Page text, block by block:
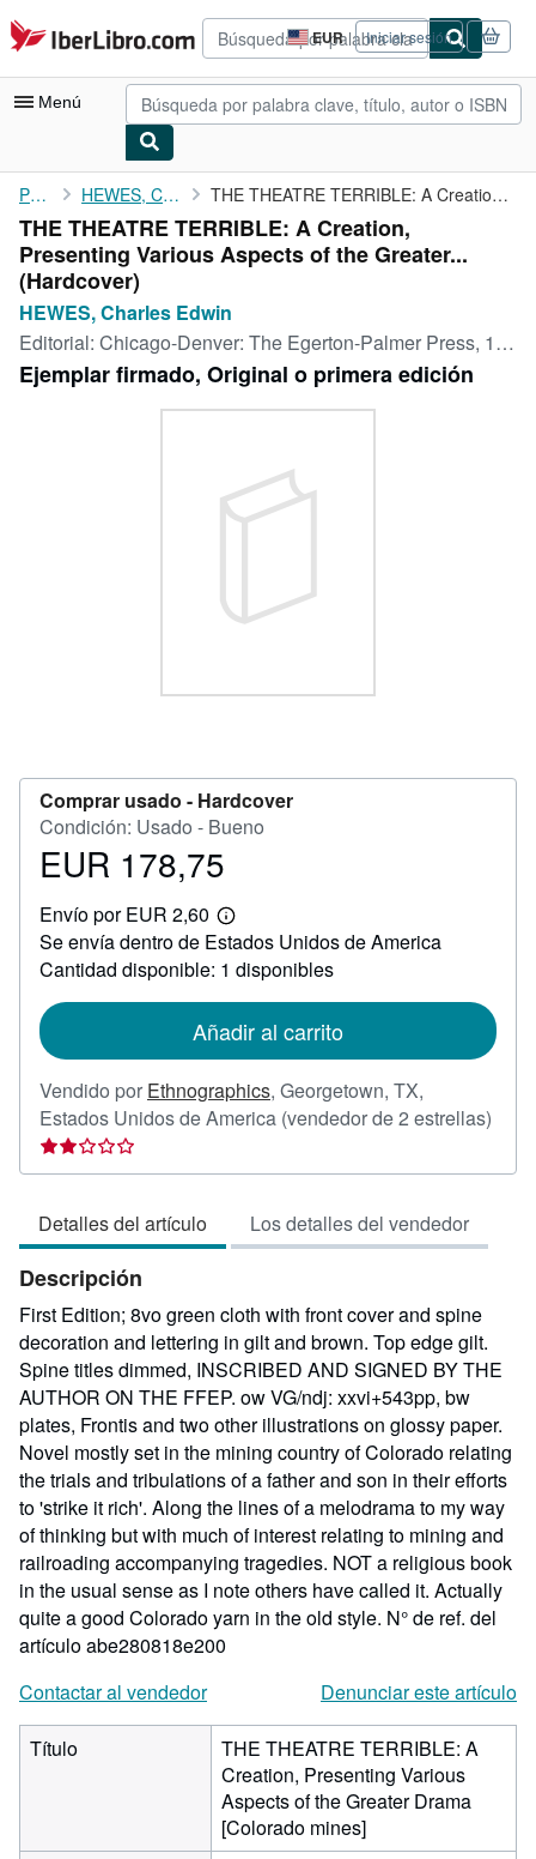
Pasar al contenido principal
IberLibro.com EUR
Preferencias
de
compra
del
Iniciar sesión
Menú
Mi cuenta
Consultar mis pedidos
Búsqueda avanzada
Colecciones
Portada HEWES, Charles Edwin THE THEATRE TERRIBLE: A Creation, Presenting Various Aspects of ...
THE THEATRE TERRIBLE: A Creation,
Presenting Various Aspects of the Greater...
(Hardcover)
HEWES, Charles Edwin
Editorial: Chicago-Denver: The Egerton-Palmer Press, 1910
Ejemplar firmado, Original o primera edición
Comprar usado - Hardcover
Condición: Usado - Bueno
Precio
178,75
EUR 178,75
Envío por EUR 2,60
Más
información
sobre
las
envío
Se envía dentro de Estados Unidos de America
Cantidad disponible: 1 disponibles
Añadir al carrito
Vendido por Ethnographics, Georgetown, TX,
Estados Unidos de America (vendedor de 2 estrellas)
Detalles del artículo Los detalles del vendedor
Descripción
First Edition; 8vo green cloth with front cover and spine
decoration and lettering in gilt and brown. Top edge gilt.
Spine titles dimmed, INSCRIBED AND SIGNED BY THE
AUTHOR ON THE FFEP. ow VG/ndj: xxvi+543pp, bw
plates, Frontis and two other illustrations on glossy paper.
Novel mostly set in the mining country of Colorado relating
the trials and tribulations of a father and son in their efforts
to 'strike it rich'. Along the lines of a melodrama to my way
of thinking but with much of interest relating to mining and
railroading accompanying tragedies. NOT a religious book
in the usual sense as I note others have called it. Actually
quite a good Colorado yarn in the old style. N° de ref. del
artículo abe280818e200
Contactar al vendedor
Denunciar este artículo
Título
THE THEATRE TERRIBLE: A
Creation, Presenting Various
Aspects of the Greater Drama
[Colorado mines]